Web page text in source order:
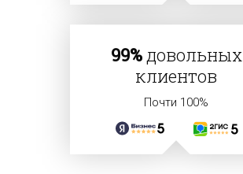
99%довольных
клиентов
Почти 100%